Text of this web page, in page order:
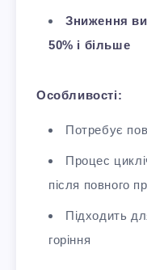
Зниження
50% і більше
Особливості:
Потребує
Процес
після повного
Підходить
горіння